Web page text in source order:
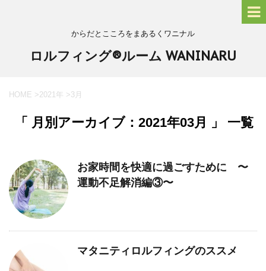
からだとこころをまあるくワニナル
ロルフィング®ルーム WANINARU
HOME >2021年 >3月
「 月別アーカイブ：2021年03月 」 一覧
お家時間を快適に過ごすために 〜
運動不足解消編③〜
マタニティロルフィングのススメ